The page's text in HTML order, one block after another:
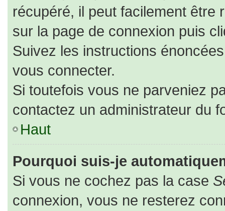
récupéré, il peut facilement être
sur la page de connexion puis
Suivez les instructions
vous connecter.
Si toutefois vous ne parveniez
contactez un administrateur du
Haut
Pourquoi suis-je
Si vous ne cochez pas la case
connexion, vous ne resterez